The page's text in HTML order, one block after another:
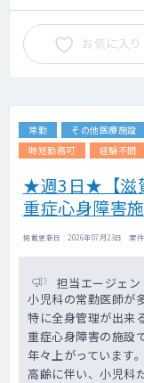
お気に入り
常勤 その他医療施設
時短勤務可
経験不問
★週3日★【滋
重症心身障害
掲載更新日 : 2026年07月23日 案
担当エージェン
小児科の常勤医師が
特に全身管理が出来
重症心身障害の施設
年々上がっています。
高齢に伴い、小児科